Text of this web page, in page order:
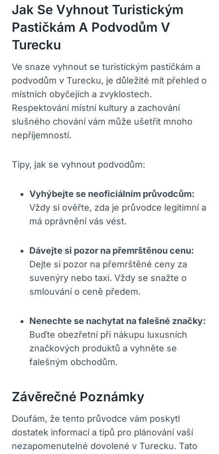
Jak Se Vyhnout Turistickým
Pastičkám A Podvodům V
Turecku
Ve snaze vyhnout se turistickým pastičkám a
podvodům v Turecku, je důležité mít přehled o
místních obyčejích a zvyklostech.
Respektování místní kultury a zachování
slušného chování vám může ušetřit mnoho
nepříjemností.
Tipy, jak se vyhnout podvodům:
Vyhýbejte se neoficiálním průvodcům:
Vždy si ověřte, zda je průvodce legitimní a
má oprávnění vás vést.
Dávejte si pozor na přemrštěnou cenu:
Dejte si pozor na přemrštěné ceny za
suvenýry nebo taxi. Vždy se snažte o
smlouvání o ceně předem.
Nenechte se nachytat na falešné značky:
Buďte obezřetní při nákupu luxusních
značkových produktů a vyhněte se
falešným obchodům.
Závěrečné Poznámky
Doufám, že tento průvodce vám poskytl
dostatek informací a tipů pro plánování vaší
nezapomenutelné dovolené v Turecku. Tato